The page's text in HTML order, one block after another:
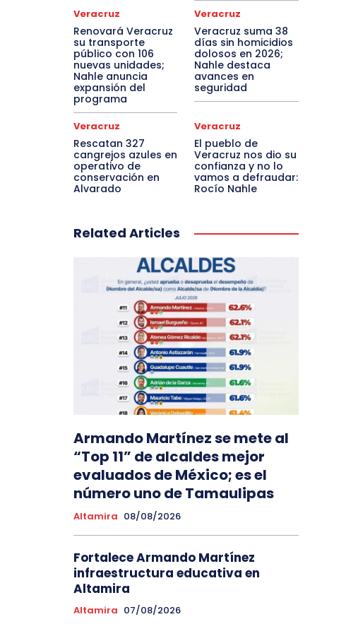
Veracruz
Renovará Veracruz
su transporte
público con 106
nuevas unidades;
Nahle anuncia
expansión del
programa
Veracruz
Veracruz suma 38
días sin homicidios
dolosos en 2026;
Nahle destaca
avances en
seguridad
Veracruz
Rescatan 327
cangrejos azules en
operativo de
conservación en
Alvarado
Veracruz
El pueblo de
Veracruz nos dio su
confianza y no lo
vamos a defraudar:
Rocío Nahle
Related Articles
Armando Martínez se mete al
“Top 11” de alcaldes mejor
evaluados de México; es el
número uno de Tamaulipas
Altamira 08/08/2026
Fortalece Armando Martínez
infraestructura educativa en
Altamira
Altamira 07/08/2026